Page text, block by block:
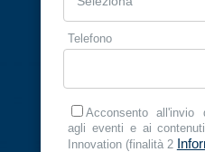
Telefono
Acconsento all'invio
agli eventi e ai
Innovation (finalità 2